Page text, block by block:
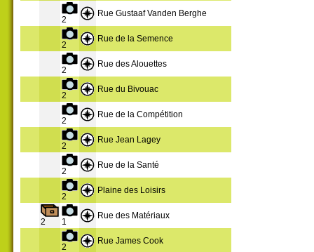
2
Rue Gustaaf Vanden Berghe
2
Rue de la Semence
2
Rue des Alouettes
2
Rue du Bivouac
2
Rue de la Compétition
2
Rue Jean Lagey
2
Rue de la Santé
2
Plaine des Loisirs
2 1
Rue des Matériaux
2
Rue James Cook